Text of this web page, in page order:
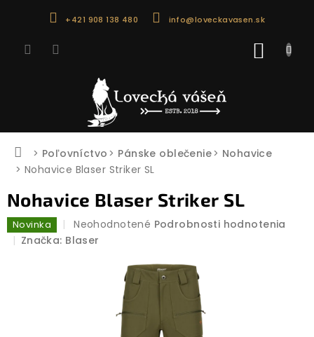
+421 908 138 480 info@loveckavasen.sk
Domov
Poľovníctvo Pánske oblečenie
Nohavice
Nohavice Blaser Striker SL
Nohavice Blaser Striker SL
Novinka
Priemerné
hodnotenie
Neohodnotené Podrobnosti hodnotenia
Značka: Blaser